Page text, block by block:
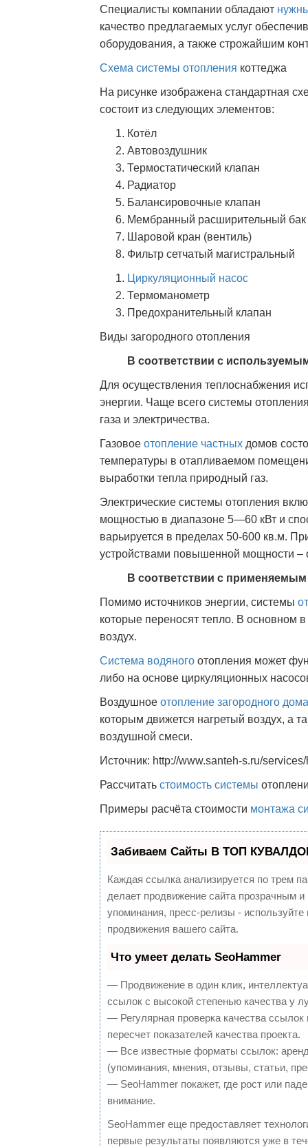
Специалисты компании обладают
качество предлагаемых услуг
оборудования, а также строжайшим
Схема системы отопления коттеджа
На рисунке изображена стандартная
состоит из следующих элементов:
Котёл
Автовоздушник
Термостатический клапан
Радиатор
Балансировочные клапан
Мембранный расширительный бак
Шаровой кран (вентиль)
Фильтр сетчатый магистральный
Циркуляционный насос
Термоманометр
Предохранительный клапан
Виды загородного отопления
В соответствии с
Для осуществления теплоснабжения
энергии. Чаще всего системы
газа и электричества.
Газовое отопление частных домов
температуры в отапливаемом
выработки тепла природный газ.
Электрические системы отопления
мощностью в диапазоне 5—60 кВт и
варьируется в пределах 50-600 кв.м.
устройствами повышенной мощности –
В соответствии с
Помимо источников энергии, системы
которые переносят тепло. В основном
воздух.
Система водяного отопления может
либо на основе циркуляционных
Воздушное отопление загородного дома
которым движется нагретый воздух, а
воздушной смеси.
Источник: http://www.santeh-s.ru/
Рассчитать стоимость системы
Примеры расчёта стоимости монтажа
Забиваем Сайты В ТОП
Каждая ссылка анализируется по трем
делает продвижение сайта прозрачным
упоминания, пресс-релизы -
продвижения вашего сайта.
Что умеет делать SeoHammer
— Продвижение в один клик,
ссылок с высокой степенью качества у
— Регулярная проверка качества
пересчет показателей качества проекта.
— Все известные форматы ссылок:
(упоминания, мнения, отзывы, статьи,
— SeoHammer покажет, где рост или
внимание.
SeoHammer еще предоставляет
первые результаты появляются уже в